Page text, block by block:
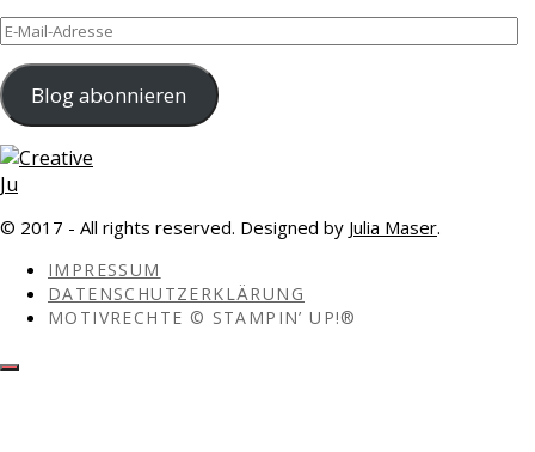
E-
Mail-
Adresse
Blog abonnieren
© 2017 - All rights reserved. Designed by Julia Maser.
IMPRESSUM
DATENSCHUTZERKLÄRUNG
MOTIVRECHTE © STAMPIN’ UP!®